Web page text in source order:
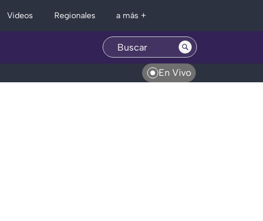
Videos Regionales a más +
En Vivo